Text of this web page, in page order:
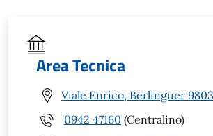
Area Tecnica
Viale Enrico, Berlinguer
0942 47160 (Centralino)